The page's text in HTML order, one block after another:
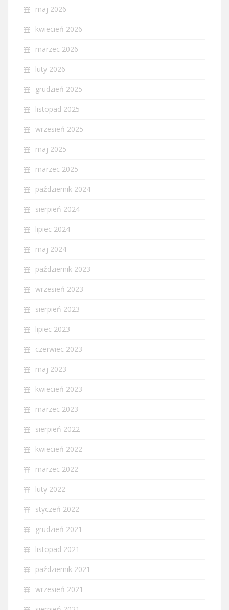
maj 2026
kwiecień 2026
marzec 2026
luty 2026
grudzień 2025
listopad 2025
wrzesień 2025
maj 2025
marzec 2025
październik 2024
sierpień 2024
lipiec 2024
maj 2024
październik 2023
wrzesień 2023
sierpień 2023
lipiec 2023
czerwiec 2023
maj 2023
kwiecień 2023
marzec 2023
sierpień 2022
kwiecień 2022
marzec 2022
luty 2022
styczeń 2022
grudzień 2021
listopad 2021
październik 2021
wrzesień 2021